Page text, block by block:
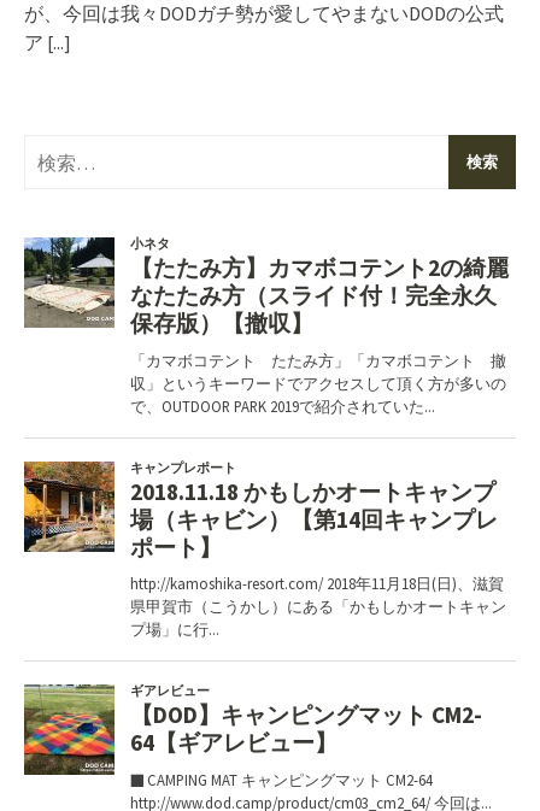
が、今回は我々DODガチ勢が愛してやまないDODの公式
ア [...]
検
索: